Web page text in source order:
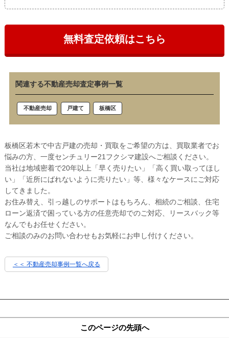
無料査定依頼はこちら
関連する不動産売却査定事例一覧
不動産売却 戸建て 板橋区
板橋区若木で中古戸建の売却・買取をご希望の方は、買取業者でお
悩みの方、一度センチュリー21フクシマ建設へご相談ください。
当社は地域密着で20年以上「早く売りたい」「高く買い取ってほし
い」「近所にばれないように売りたい」等、様々なケースにご対応
してきました。
お住み替え、引っ越しのサポートはもちろん、相続のご相談、住宅
ローン返済で困っている方の任意売却でのご対応、リースバック等
なんでもお任せください。
ご相談のみのお問い合わせもお気軽にお申し付けください。
＜＜ 不動産売却事例一覧へ戻る
このページの先頭へ